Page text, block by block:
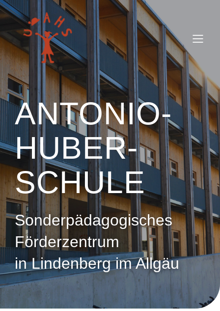
ANTONIO-
HUBER-
SCHULE
Sonderpädagogisches
Förderzentrum
in Lindenberg im Allgäu